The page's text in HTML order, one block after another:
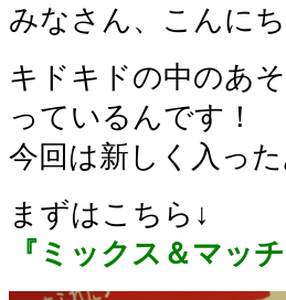
みなさん、こんにち
キドキドの中のあ
っているんです！
今回は新しく入っ
まずはこちら↓
『ミックス＆マッ